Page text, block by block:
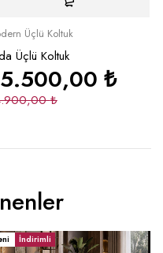
Üçlü Koltuk
Üçlü Koltuk
₺
₺
İndirimli